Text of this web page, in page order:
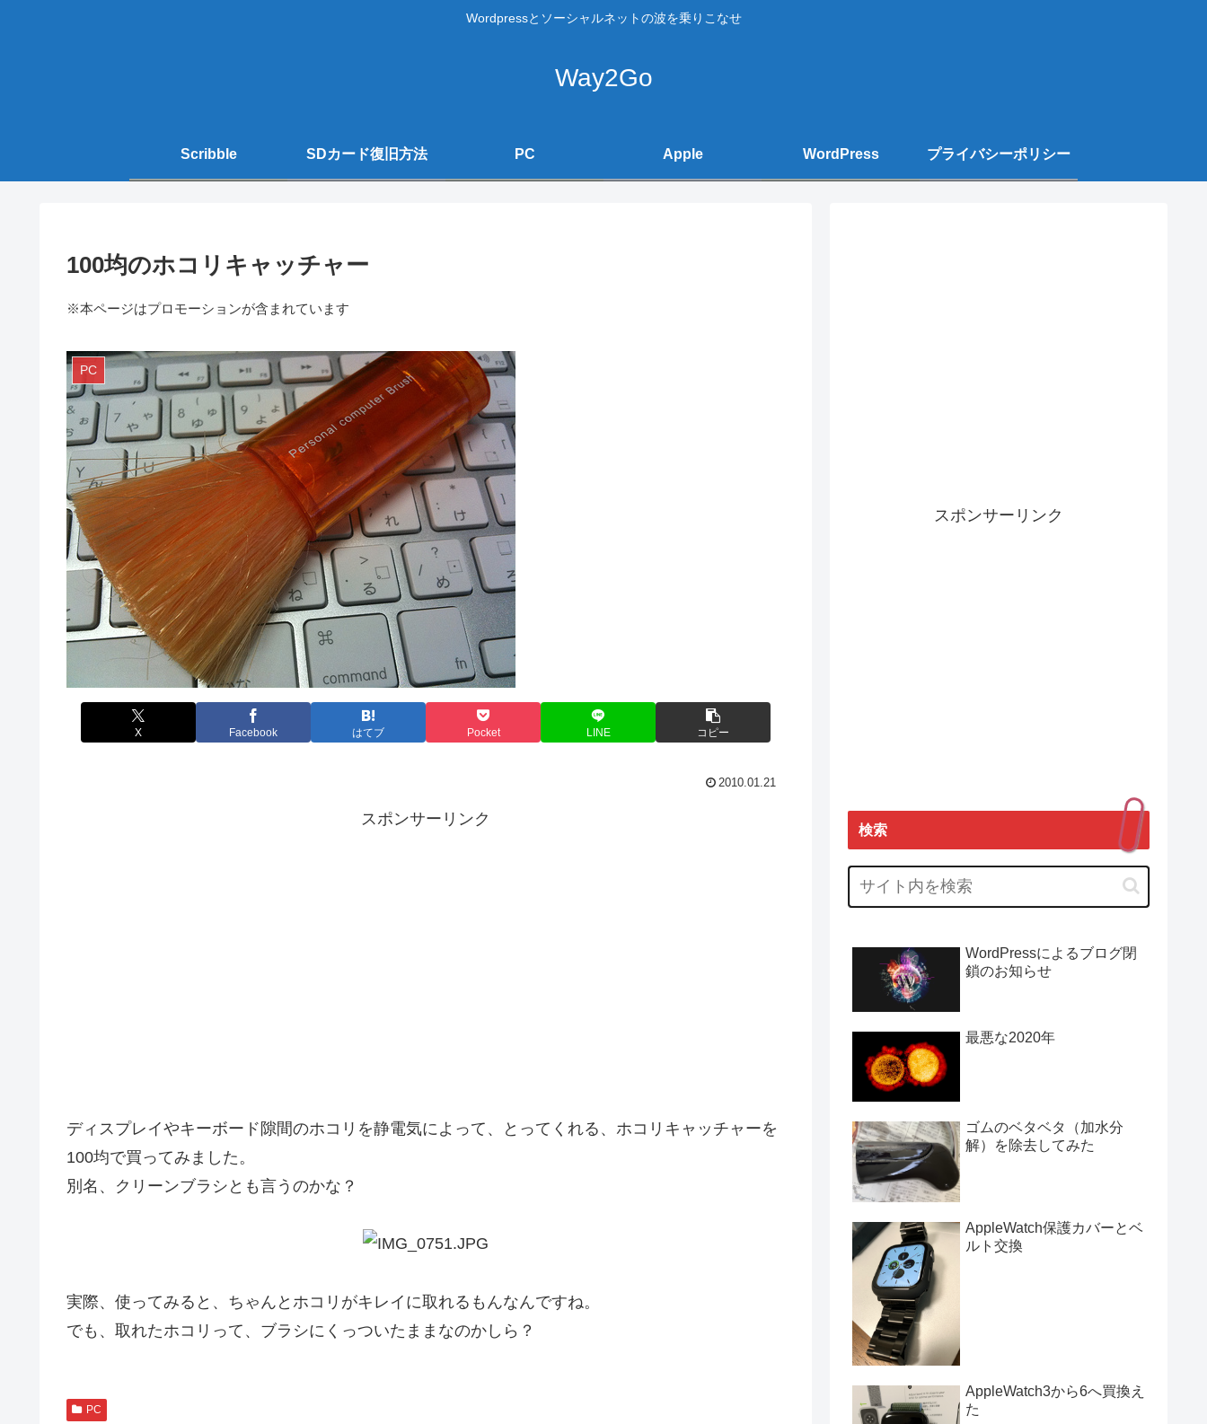
Wordpressとソーシャルネットの波を乗りこなせ
Way2Go
Scribble SDカード復旧方法 PC Apple WordPress プライバシーポリシー
100均のホコリキャッチャー
※本ページはプロモーションが含まれています
PC
X Facebook はてブ Pocket LINE コピー
2010.01.21
スポンサーリンク
ディスプレイやキーボード隙間のホコリを静電気によって、とってくれる、ホコリキャッチャーを
100均で買ってみました。
別名、クリーンブラシとも言うのかな？
実際、使ってみると、ちゃんとホコリがキレイに取れるもんなんですね。
でも、取れたホコリって、ブラシにくっついたままなのかしら？
PC
スポンサーリンク
検索
WordPressによるブログ閉
鎖のお知らせ
最悪な2020年
ゴムのベタベタ（加水分
解）を除去してみた
AppleWatch保護カバーとベ
ルト交換
AppleWatch3から6へ買換え
た